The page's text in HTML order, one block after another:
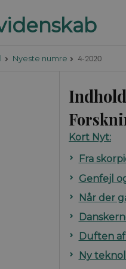
Nyeste numre 4-2020
Kort Nyt:
Fra
Genfejl
Når der
Duften
Ny